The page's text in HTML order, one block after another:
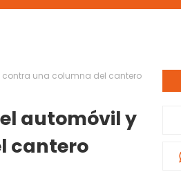
contra una columna del cantero
automóvil y
cantero